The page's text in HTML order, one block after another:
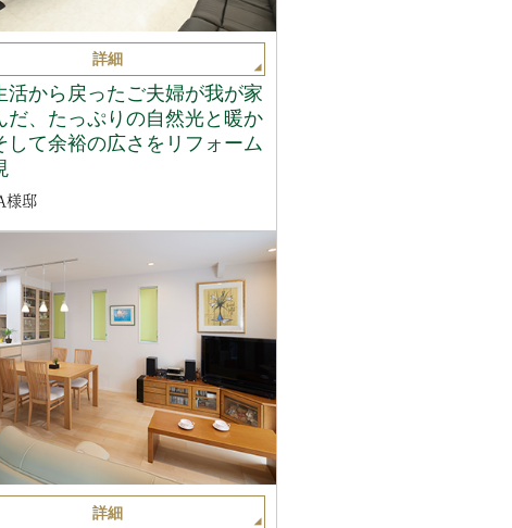
詳細
活から戻ったご夫婦が我が家
だ、たっぷりの自然光と暖か
して余裕の広さをリフォーム
様邸
詳細